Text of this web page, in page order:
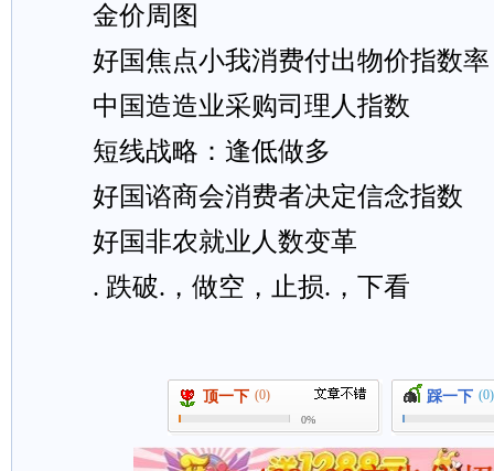
金价周图
好国焦点小我消费付出物价指数率
中国造造业采购司理人指数
短线战略：逢低做多
好国谘商会消费者决定信念指数
好国非农就业人数变革
. 跌破.，做空，止损.，下看
顶一下 (0)
0%
踩一下 (0)